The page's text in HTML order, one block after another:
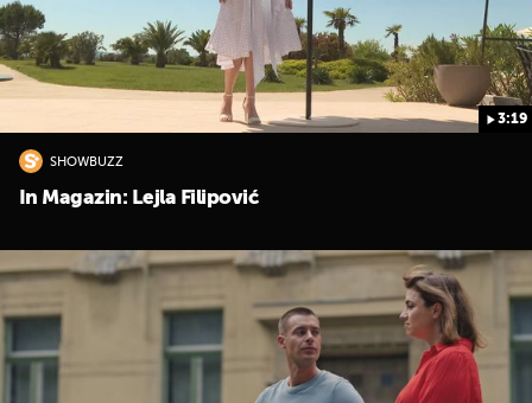
3:19
SHOWBUZZ
In Magazin: Lejla Filipović
UKLJUČITE NOTIFIKACIJE